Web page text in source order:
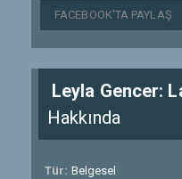
FACEBOOK'TA PAYLAŞ
Leyla Gencer:
Hakkında
Tür: Belgesel